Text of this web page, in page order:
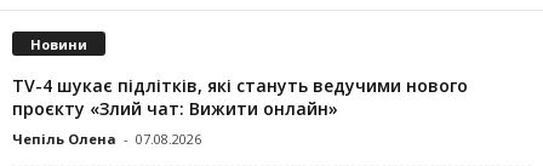
Новини
TV-4 шукає підлітків, які стануть ведучими нового
проєкту «Злий чат: Вижити онлайн»
Чепіль Олена - 07.08.2026